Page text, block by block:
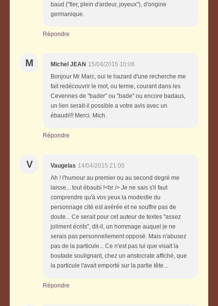
baud ("fier, plein d'ardeur, joyeux"), d'origine
germanique.
Répondre
M Michel JEAN 15/04/2015 10:06
Bonjour Mr Marc, oui le hazard d'une recherche me
fait redécouvrir le mot, ou terme, courant dans les
Cevennes de "bader" ou "bade" ou encore badaus,
un lien serait-il possible a votre avis avec un
ébaudi!!! Merci. Mich.
Répondre
V Vaugelas 14/04/2015 21:00
Ah ! l'humour au premier ou au second degré me
laisse... tout ébaubi !<br /> Je ne sais s'il faut
comprendre qu'à vos yeux la modestie du
personnage cité est avérée et ne souffre pas de
doute... Ce serait pour cet auteur de textes "assez
joliment écrits", dit-il, un hommage auquel je ne
serais pas personnellement opposé. Mais n'abusez
pas de la particule... Ce n'est pas lui que visait la
boutade soulignant, chez un aristocrate affiché, que
la particule l'avait emporté sur la partie tête...
Répondre